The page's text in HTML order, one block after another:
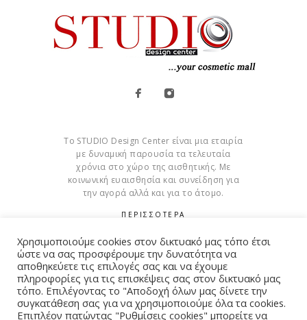
Το STUDIO Design Center είναι μια εταιρία
με δυναμική παρουσία τα τελευταία
χρόνια στο χώρο της αισθητικής. Με
κοινωνική ευαισθησία και συνείδηση για
την αγορά αλλά και για το άτομο.
ΠΕΡΙΣΣΟΤΕΡΑ
Cookies
© Copyright 2015 – 2026 . All Rights Reserved. Developed By
Χρησιμοποιούμε cookies στον δικτυακό μας τόπο έτσι
ώστε να σας προσφέρουμε την δυνατότητα να
αποθηκεύετε τις επιλογές σας και να έχουμε
πληροφορίες για τις επισκέψεις σας στον δικτυακό μας
τόπο. Επιλέγοντας το "Αποδοχή όλων μας δίνετε την
συγκατάθεση σας για να χρησιμοποιούμε όλα τα cookies.
Επιπλέον πατώντας "Ρυθμίσεις cookies" μπορείτε να